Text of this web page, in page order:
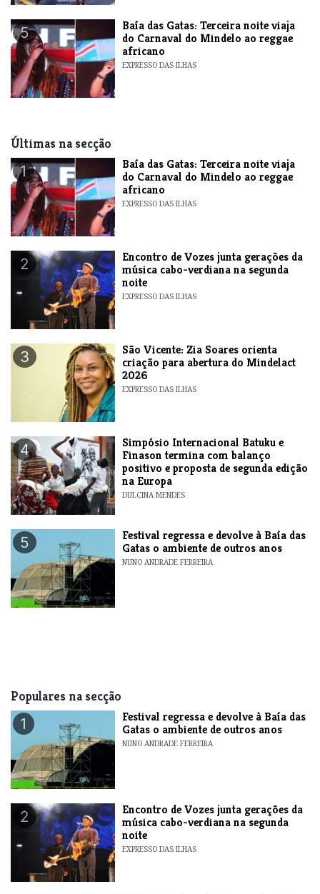
5
Baía das Gatas: Terceira noite viaja
do Carnaval do Mindelo ao reggae
africano
EXPRESSO DAS ILHAS
Últimas na secção
1
Baía das Gatas: Terceira noite viaja
do Carnaval do Mindelo ao reggae
africano
EXPRESSO DAS ILHAS
2
Encontro de Vozes junta gerações da
música cabo-verdiana na segunda
noite
EXPRESSO DAS ILHAS
3
São Vicente: Zia Soares orienta
criação para abertura do Mindelact
2026
EXPRESSO DAS ILHAS
4
Simpósio Internacional Batuku e
Finason termina com balanço
positivo e proposta de segunda edição
na Europa
DULCINA MENDES
5
Festival regressa e devolve à Baía das
Gatas o ambiente de outros anos
NUNO ANDRADE FERREIRA
Populares na secção
1
Festival regressa e devolve à Baía das
Gatas o ambiente de outros anos
NUNO ANDRADE FERREIRA
2
Encontro de Vozes junta gerações da
música cabo-verdiana na segunda
noite
EXPRESSO DAS ILHAS